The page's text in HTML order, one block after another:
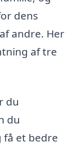
dens
andre. Her
af tre
du
du
få et bedre